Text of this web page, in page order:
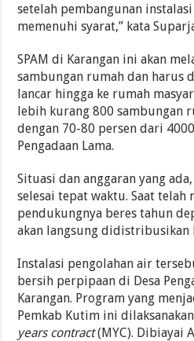
setelah pembangunan instalasi
memenuhi syarat,” kata
SPAM di Karangan ini akan
sambungan rumah dan harus
lancar hingga ke rumah
lebih kurang 800 sambungan
dengan 70-80 persen dari
Pengadaan Lama.
Situasi dan anggaran yang
selesai tepat waktu. Saat
pendukungnya beres tahun
akan langsung didistribusikan
Instalasi pengolahan air
bersih perpipaan di Desa
Karangan. Program yang
Pemkab Kutim ini
years contract(MYC). Dibiayai